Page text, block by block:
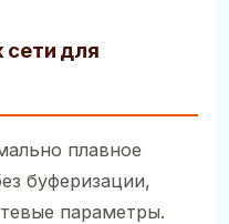
сети для
плавное
буферизации,
параметры.